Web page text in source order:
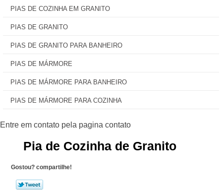
PIAS DE COZINHA EM GRANITO
PIAS DE GRANITO
PIAS DE GRANITO PARA BANHEIRO
PIAS DE MÁRMORE
PIAS DE MÁRMORE PARA BANHEIRO
PIAS DE MÁRMORE PARA COZINHA
Pia de Cozinha de Granito
Gostou? compartilhe!